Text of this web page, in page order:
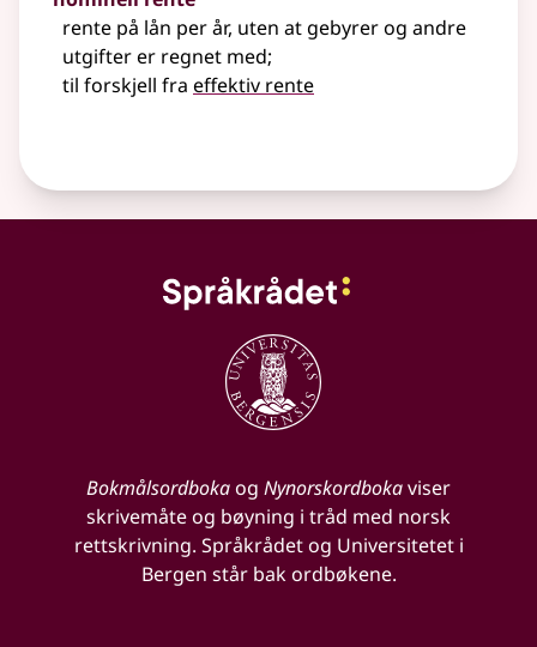
rente på lån per år, uten at gebyrer og andre
utgifter er regnet med;
til forskjell fra effektiv rente
Bokmålsordbokaog Nynorskordbokaviser
skrivemåte og bøyning i tråd med norsk
rettskrivning. Språkrådet og Universitetet i
Bergen står bak ordbøkene.